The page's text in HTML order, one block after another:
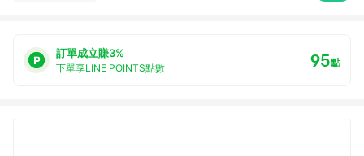
訂單成立賺3%
下單享LINE POINTS點數 95點